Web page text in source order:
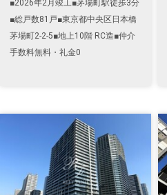
■2026年2月竣工■茅場町駅徒歩3分
■総戸数81戸■東京都中央区日本橋
茅場町2-2-5■地上10階 RC造■仲介
手数料無料・礼金0